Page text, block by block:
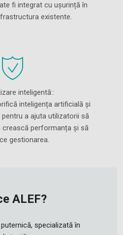
fi integrat cu ușurință în
existente.
inteligentă::
inteligența artificială și
a ajuta utilizatorii să
crească performanța și să
gestionarea.
ALEF?
specializată în